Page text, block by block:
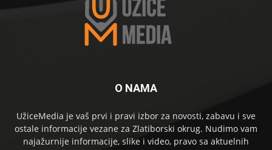
O NAMA
UžiceMedia je vaš prvi i pravi izbor za novosti, zabavu i sve
ostale informacije vezane za Zlatiborski okrug. Nudimo vam
najažurnije informacije, slike i video, pravo sa aktuelnih